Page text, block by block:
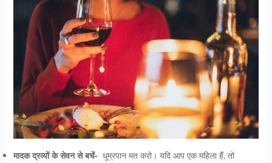
मादक द्रव्यों के सेवन से बचें- धूम्रपान मत करो। यदि आप एक महिला हैं, तो